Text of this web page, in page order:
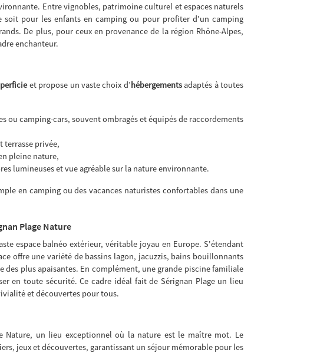
Entre vignobles, patrimoine culturel et espaces naturels
soit pour les enfants en camping ou pour profiter d'un camping
De plus, pour ceux en provenance de la région Rhône-Alpes,
enchanteur.
et propose un vaste choix d’hébergementsadaptés à toutes
ou camping-cars, souvent ombragés et équipés de raccordements
terrasse privée,
pleine nature,
lumineuses et vue agréable sur la nature environnante.
en camping ou des vacances naturistes confortables dans une
Plage Nature
espace balnéo extérieur, véritable joyau en Europe. S'étendant
offre une variété de bassins lagon, jacuzzis, bains bouillonnants
plus apaisantes. En complément, une grande piscine familiale
en toute sécurité. Ce cadre idéal fait de Sérignan Plage un lieu
et découvertes pour tous.
Nature, un lieu exceptionnel où la nature est le maître mot. Le
jeux et découvertes, garantissant un séjour mémorable pour les